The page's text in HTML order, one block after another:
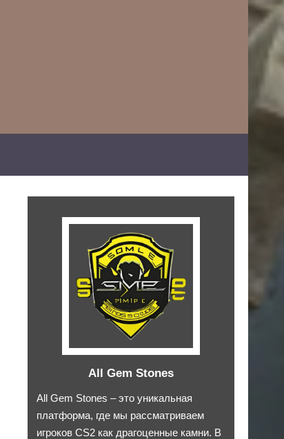
All Gem Stones
All Gem Stones – это уникальная
платформа, где мы рассматриваем
игроков CS2 как драгоценные камни. В